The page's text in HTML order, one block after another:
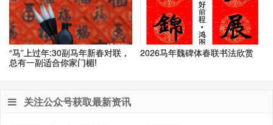
“马”上过年:30副马年新春对联，
总有一副适合你家门楣!
2026马年魏碑体春联书法欣赏
关注公众号获取最新资讯